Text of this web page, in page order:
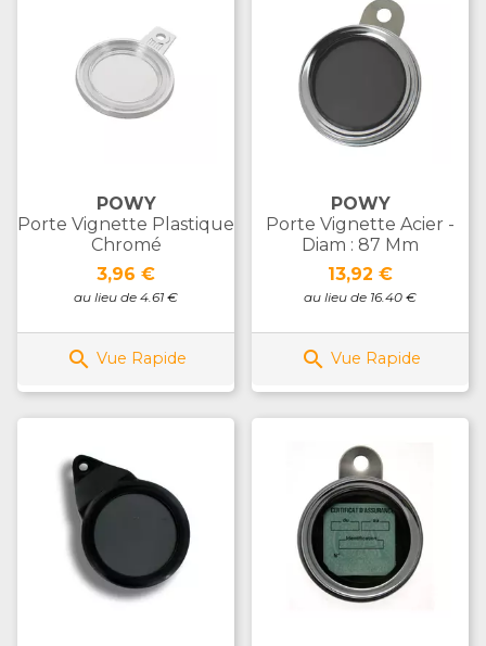
POWY
Porte Vignette Plastique
Chromé
Prix
3,96 €
au lieu de 4.61 €
 Vue Rapide
POWY
Porte Vignette Acier -
Diam : 87 Mm
Prix
13,92 €
au lieu de 16.40 €
 Vue Rapide